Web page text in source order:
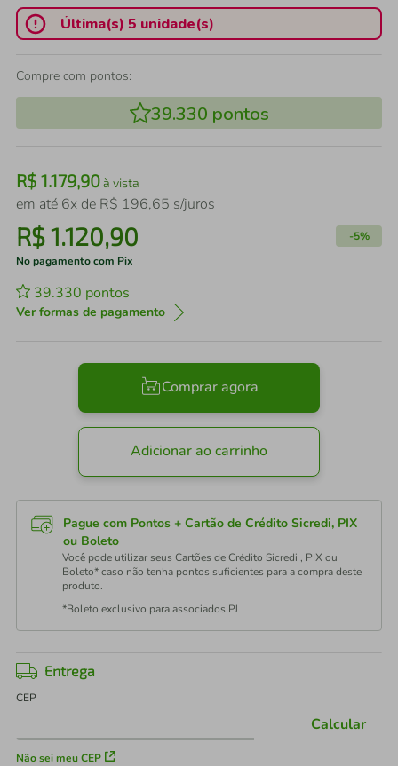
Última(s) 5 unidade(s)
Compre com pontos:
39.330 pontos
R$ 1.179,90à vista
em até 6x de R$ 196,65 s/juros
R$1.120,90 -5%
No pagamento com Pix
39.330 pontos
Ver formas de pagamento
Comprar agora
Adicionar ao carrinho
Pague com Pontos + Cartão de Crédito Sicredi, PIX
ou Boleto
Você pode utilizar seus Cartões de Crédito Sicredi , PIX ou
Boleto* caso não tenha pontos suficientes para a compra deste
produto.
*Boleto exclusivo para associados PJ
Entrega
CEP
Não sei meu CEP
Calcular